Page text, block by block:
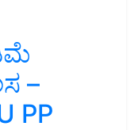
–
PP